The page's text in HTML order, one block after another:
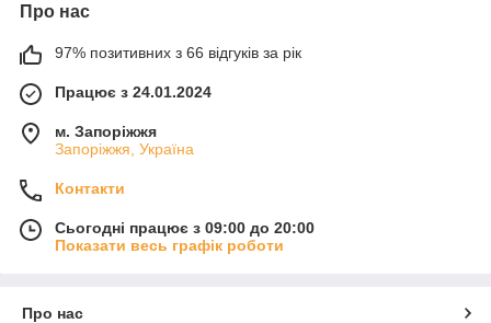
Про нас
97% позитивних з 66 відгуків за рік
Працює з 24.01.2024
м. Запоріжжя
Запоріжжя, Україна
Контакти
Сьогодні працює з 09:00 до 20:00
Показати весь графік роботи
Про нас